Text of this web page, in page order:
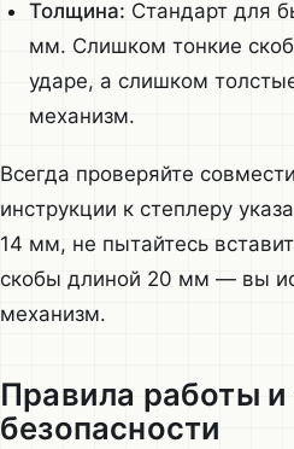
Толщина: Стандарт для
мм. Слишком тонкие
ударе, а слишком
механизм.
Всегда проверяйте
инструкции к степлеру
14 мм, не пытайтесь
скобы длиной 20 мм — вы
механизм.
Правила работы и
безопасности